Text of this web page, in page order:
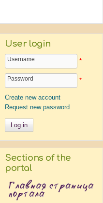
User login
Username *
Password *
Create new account
Request new password
Sections of the
portal